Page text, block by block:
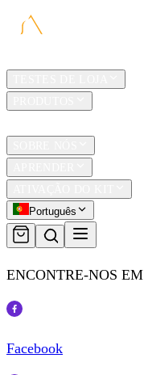
Português
ENCONTRE-NOS EM
Facebook